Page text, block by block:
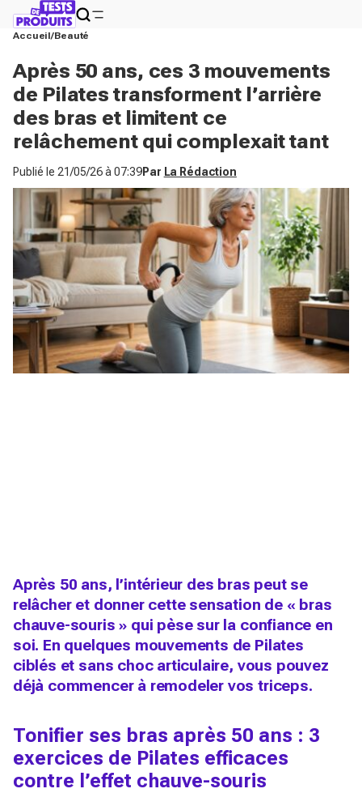
Accueil Beauté
Après 50 ans, ces 3 mouvements
de Pilates transforment l’arrière
des bras et limitent ce
relâchement qui complexait tant
Publié le 21/05/26 à 07:39Par La Rédaction
Après 50 ans, l’intérieur des bras peut se
relâcher et donner cette sensation de « bras
chauve-souris » qui pèse sur la confiance en
soi. En quelques mouvements de Pilates
ciblés et sans choc articulaire, vous pouvez
déjà commencer à remodeler vos triceps.
Tonifier ses bras après 50 ans : 3
exercices de Pilates efficaces
contre l’effet chauve-souris